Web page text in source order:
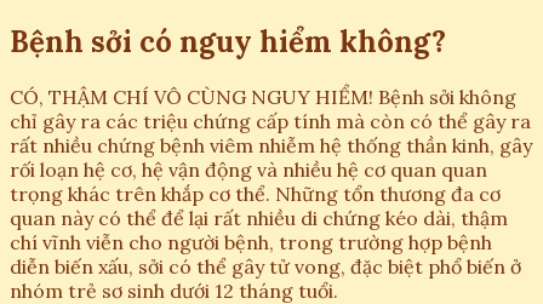
Bệnh sởi có nguy hiểm không?
CÓ, THẬM CHÍ VÔ CÙNG NGUY HIỂM! Bệnh sởi không
chỉ gây ra các triệu chứng cấp tính mà còn có thể gây ra
rất nhiều chứng bệnh viêm nhiễm hệ thống thần kinh, gây
rối loạn hệ cơ, hệ vận động và nhiều hệ cơ quan quan
trọng khác trên khắp cơ thể. Những tổn thương đa cơ
quan này có thể để lại rất nhiều di chứng kéo dài, thậm
chí vĩnh viễn cho người bệnh, trong trường hợp bệnh
diễn biến xấu, sởi có thể gây tử vong, đặc biệt phổ biến ở
nhóm trẻ sơ sinh dưới 12 tháng tuổi.